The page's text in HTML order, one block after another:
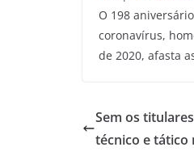
O 198
coronavírus,
de 2020, afasta
Sem os
técnico e tático